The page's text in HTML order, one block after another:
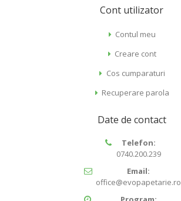
Cont utilizator
Contul meu
Creare cont
Cos cumparaturi
Recuperare parola
Date de contact
Telefon:
0740.200.239
Email:
office@evopapetarie.ro